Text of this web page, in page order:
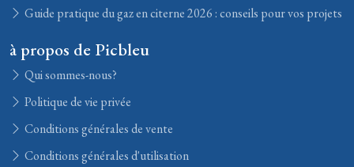
Guide pratique du gaz en citerne 2026 : conseils pour vos projets
à propos de Picbleu
Qui sommes-nous?
Politique de vie privée
Conditions générales de vente
Conditions générales d'utilisation